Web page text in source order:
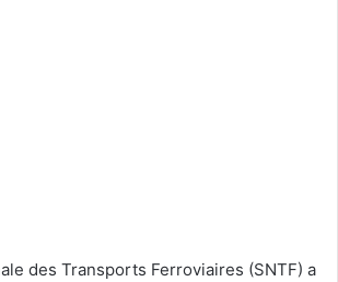
des Transports Ferroviaires (SNTF) a